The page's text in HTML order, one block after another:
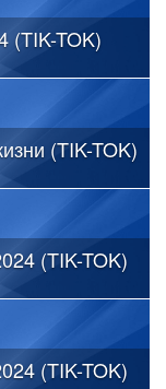
(TIK-TOK)
(TIK-TOK)
(TIK-TOK)
(TIK-TOK)